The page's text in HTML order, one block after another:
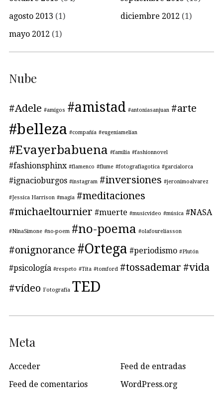
agosto 2013 (1) diciembre 2012 (1)
mayo 2012 (1)
Nube
#Adele #amigos #amistad #antoniasanjuan #arte
#belleza #compañía #eugeniamelian
#Evayerbabuena #familia #fashionnovel
#fashionsphinx #flamenco #flume #fotografiagotica #garcialorca
#ignacioburgos #instagram #inversiones #jeronimoalvarez
#Jessica Harrison #magia #meditaciones
#michaeltournier #muerte #musicvideo #música #NASA
#NinaSimone #no-poem #no-poema #olafoureliasson
#onignorance #Ortega #periodismo #Plutón
#psicología #respeto #Tita #tomford #tossademar #vida
#vídeo Fotografía TED
Meta
Acceder
Feed de entradas
Feed de comentarios
WordPress.org